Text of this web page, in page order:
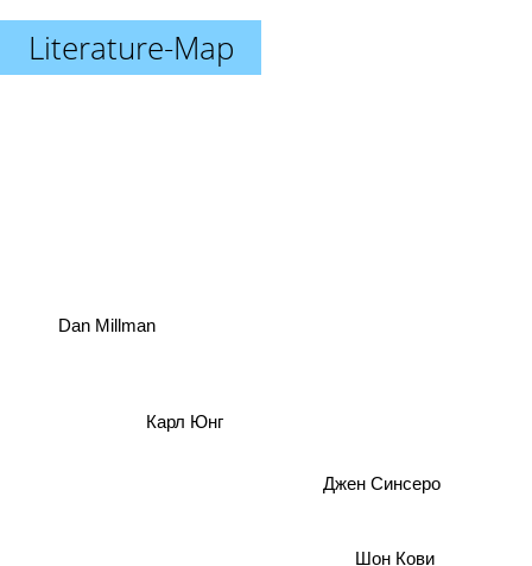
Literature-Map
Карл Юнг
Джен Синсеро
Шон Кови
Dan Millman